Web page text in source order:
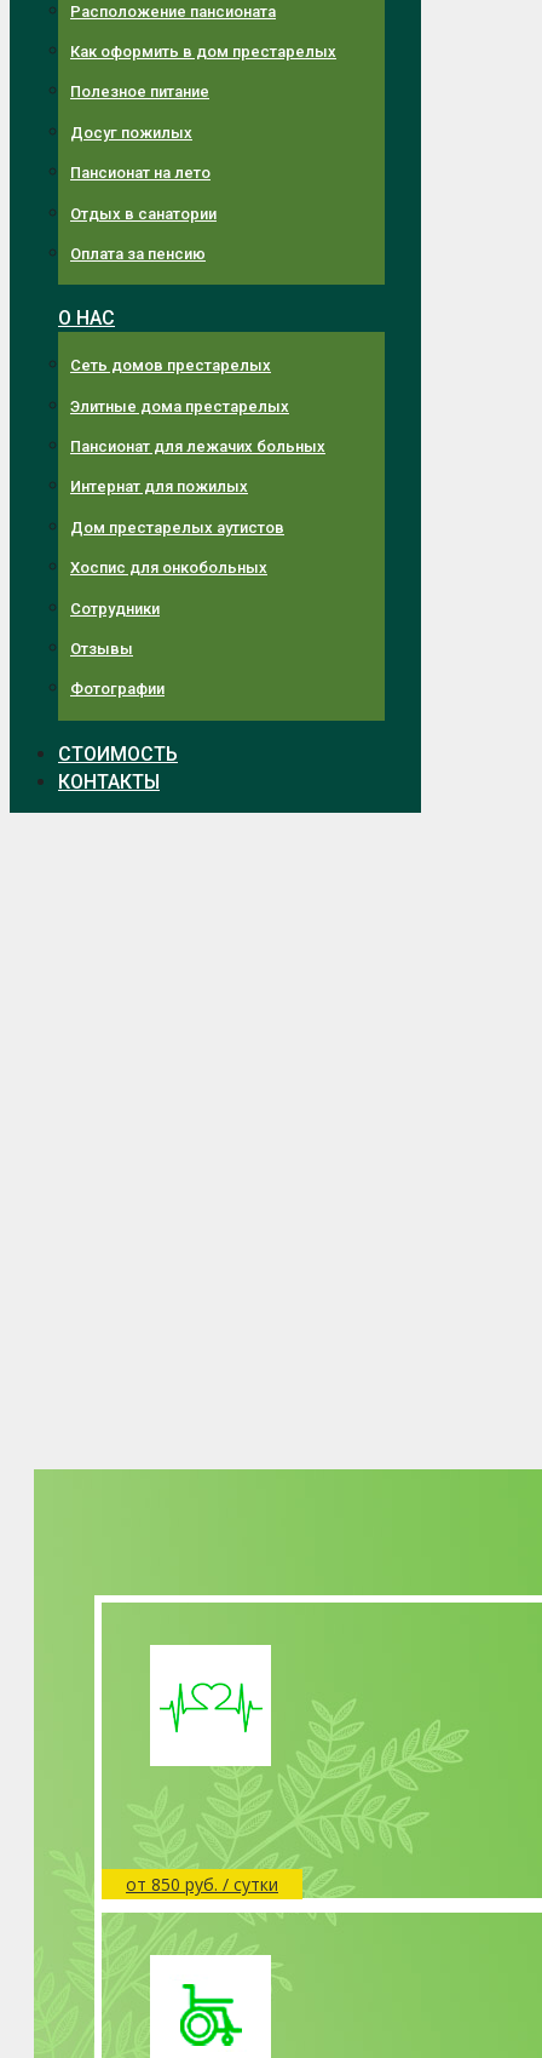
Расположение пансионата
Как оформить в дом престарелых
Полезное питание
Досуг пожилых
Пансионат на лето
Отдых в санатории
Оплата за пенсию
О НАС
Сеть домов престарелых
Элитные дома престарелых
Пансионат для лежачих больных
Интернат для пожилых
Дом престарелых аутистов
Хоспис для онкобольных
Сотрудники
Отзывы
Фотографии
СТОИМОСТЬ
КОНТАКТЫ
от 850 руб. / сутки